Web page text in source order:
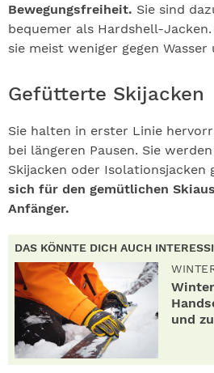
Bewegungsfreiheit. Sie sind
bequemer als Hardshell-
sie meist weniger gegen Wasser
Gefütterte Skijacken
Sie halten in erster Linie
bei längeren Pausen. Sie
Skijacken oder Isolationsjacken
sich für den gemütlichen
Anfänger.
DAS KÖNNTE DICH AUCH
und